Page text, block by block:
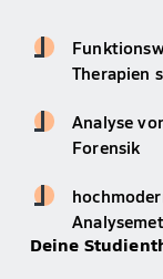
Therapien
Analyse
Forensik
Deine